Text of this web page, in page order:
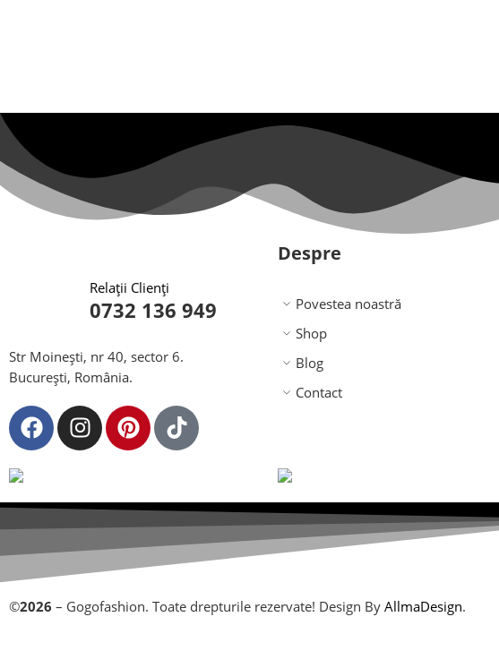
Relații Clienți
0732 136 949
Str Moinești, nr 40, sector 6.
București, România.
Despre
Povestea noastră
Shop
Blog
Contact
©2026 – Gogofashion. Toate drepturile rezervate! Design By AllmaDesign.